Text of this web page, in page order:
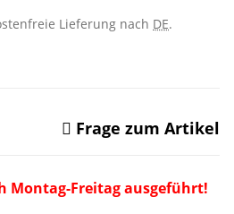
Lieferung nach DE.
Frage zum Artikel
Montag-Freitag ausgeführt!